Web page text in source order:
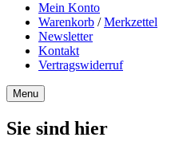
Mein Konto
Warenkorb /Merkzettel
Newsletter
Kontakt
Vertragswiderruf
Menu
Sie sind hier